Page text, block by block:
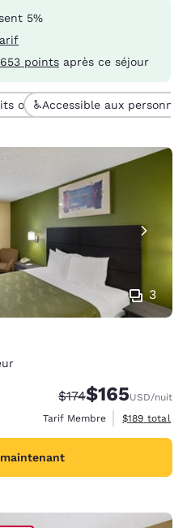
5%
653 points après ce séjour
(6)ou + (1)Accessible aux
3
Tarif barré :
$174Tarif réduit :
$165USD/nuit
Tarif Membre
Afficher les
$189 total
maintenant